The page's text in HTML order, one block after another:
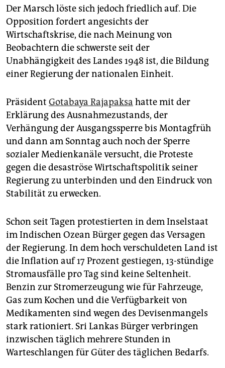
Der Marsch löste sich jedoch friedlich auf. Die
Opposition fordert angesichts der
Wirtschaftskrise, die nach Meinung von
Beobachtern die schwerste seit der
Unabhängigkeit des Landes 1948 ist, die Bildung
einer Regierung der nationalen Einheit.
Präsident Gotabaya Rajapaksa hatte mit der
Erklärung des Ausnahmezustands, der
Verhängung der Ausgangssperre bis Montagfrüh
und dann am Sonntag auch noch der Sperre
sozialer Medienkanäle versucht, die Proteste
gegen die desaströse Wirtschaftspolitik seiner
Regierung zu unterbinden und den Eindruck von
Stabilität zu erwecken.
Schon seit Tagen protestierten in dem Inselstaat
im Indischen Ozean Bürger gegen das Versagen
der Regierung. In dem hoch verschuldeten Land ist
die Inflation auf 17 Prozent gestiegen, 13-stündige
Stromausfälle pro Tag sind keine Seltenheit.
Benzin zur Stromerzeugung wie für Fahrzeuge,
Gas zum Kochen und die Verfügbarkeit von
Medikamenten sind wegen des Devisenmangels
stark rationiert. Sri Lankas Bürger verbringen
inzwischen täglich mehrere Stunden in
Warteschlangen für Güter des täglichen Bedarfs.